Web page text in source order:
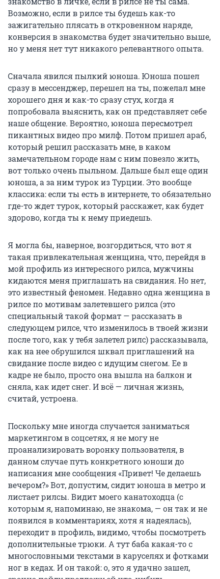
Возможно, если в рилсе ты будешь как-то
зажигательно плясать в откровенном наряде,
конверсия в знакомства будет значительно выше,
но у меня нет тут никакого релевантного опыта.
Сначала явился пылкий юноша. Юноша пошел
сразу в мессенджер, перешел на ты, пожелал мне
хорошего дня и как-то сразу стух, когда я
попробовала выяснить, как он представляет себе
наше общение. Вероятно, юноша пересмотрел
пикантных видео про милф. Потом пришел араб,
который решил рассказать мне, в каком
замечательном городе нам с ним повезло жить,
вот только очень пыльном. Дальше был еще один
юноша, а за ним турок из Турции. Это вообще
классика: если ты есть в интернете, то обязательно
где-то ждет турок, который расскажет, как будет
здорово, когда ты к нему приедешь.
Я могла бы, наверное, возгордиться, что вот я
такая привлекательная женщина, что, перейдя в
мой профиль из интересного рилса, мужчины
кидаются меня приглашать на свидания. Но нет,
это известный феномен. Недавно одна женщина в
рилсе по мотивам залетевшего рилса (это
специальный такой формат — рассказать в
следующем рилсе, что изменилось в твоей жизни
после того, как у тебя залетел рилс) рассказывала,
как на нее обрушился шквал приглашений на
свидание после видео с идущим снегом. Ее в
кадре не было, просто она вышла на балкон и
сняла, как идет снег. И всё — личная жизнь,
считай, устроена.
Поскольку мне иногда случается заниматься
маркетингом в соцсетях, я не могу не
проанализировать воронку пользователя, в
данном случае путь конкретного юноши до
написания мне сообщения «Привет! Че делаешь
вечером?» Вот, допустим, сидит юноша в метро и
листает рилсы. Видит моего канатоходца (с
которым я, напоминаю, не знакома, — он так и не
появился в комментариях, хотя я надеялась),
переходит в профиль, видимо, чтобы посмотреть
дополнительные трюки. А тут баба какая-то с
многословными текстами в каруселях и фотками
ног в кедах. И он такой: о, это я удачно зашел,